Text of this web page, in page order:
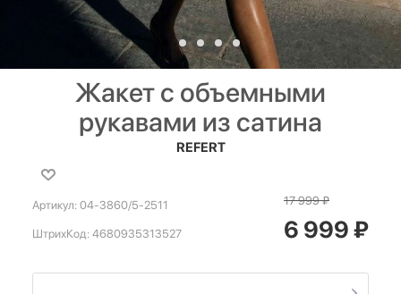
Жакет с объемными
рукавами из сатина
REFERT
Артикул: 04-3860/5-2511
ШтрихКод: 4680935313527
17 999₽
6 999₽